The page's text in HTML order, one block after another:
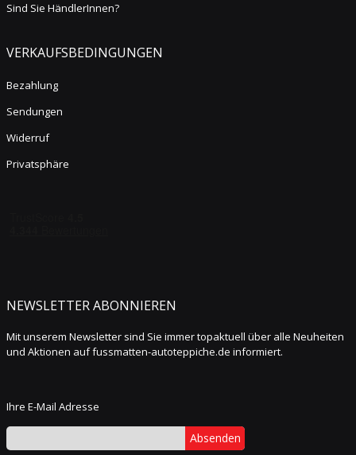
Sind Sie HändlerInnen?
VERKAUFSBEDINGUNGEN
Bezahlung
Sendungen
Widerruf
Privatsphäre
NEWSLETTER ABONNIEREN
Mit unserem Newsletter sind Sie immer topaktuell über alle Neuheiten
und Aktionen auf fussmatten-autoteppiche.de informiert.
Ihre E-Mail Adresse
Absenden